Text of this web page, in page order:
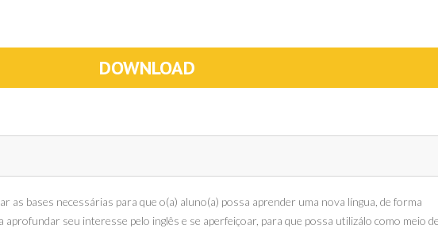
DOWNLOAD
as bases necessárias para que o(a) aluno(a) possa aprender uma nova língua, de forma
aprofundar seu interesse pelo inglês e se aperfeiçoar, para que possa utilizálo como meio de